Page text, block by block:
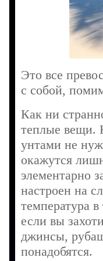
Это все
с собой,
Как ни
теплые вещи.
унтами не
окажутся
элементарно
настроен на
температура
если вы
джинсы,
понадобятся.